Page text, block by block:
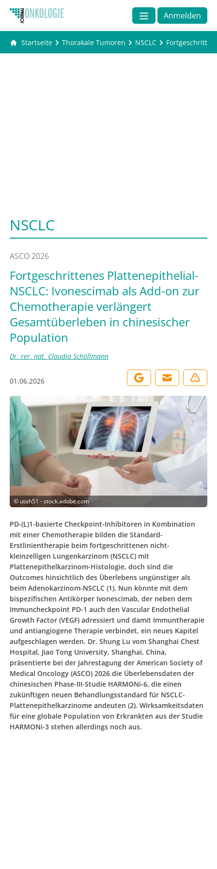
Anmelden
Startseite Thorakale Tumoren NSCLC
NSCLC
ASCO 2026
Fortgeschrittenes Plattenepithelial-
NSCLC: Ivonescimab als Add-on zur
Chemotherapie verlängert
Gesamtüberleben in chinesischer
Population
Dr. rer. nat. Claudia Schöllmann
01.06.2026
© utah51 - stock.adobe.com
PD-(L)1-basierte Checkpoint-Inhibitoren in Kombination
mit einer Chemotherapie bilden die Standard-
Erstlinientherapie beim fortgeschrittenen nicht-
kleinzelligen Lungenkarzinom (NSCLC) mit
Plattenepithelkarzinom-Histologie, doch sind die
Outcomes hinsichtlich des Überlebens ungünstiger als
beim Adenokarzinom-NSCLC (1). Nun könnte mit dem
bispezifischen Antikörper Ivonescimab, der neben dem
Immuncheckpoint PD-1 auch den Vascular Endothelial
Growth Factor (VEGF) adressiert und damit Immuntherapie
und antiangiogene Therapie verbindet, ein neues Kapitel
aufgeschlagen werden. Dr. Shung Lu vom Shanghai Chest
Hospital, Jiao Tong University, Shanghai, China,
präsentierte bei der Jahrestagung der American Society of
Medical Oncology (ASCO) 2026 die Überlebensdaten der
chinesischen Phase-III-Studie HARMONi-6, die einen
zukünftigen neuen Behandlungsstandard für NSCLC-
Plattenepithelkarzinome andeuten (2). Wirksamkeitsdaten
für eine globale Population von Erkrankten aus der Studie
HARMONi-3 stehen allerdings noch aus.